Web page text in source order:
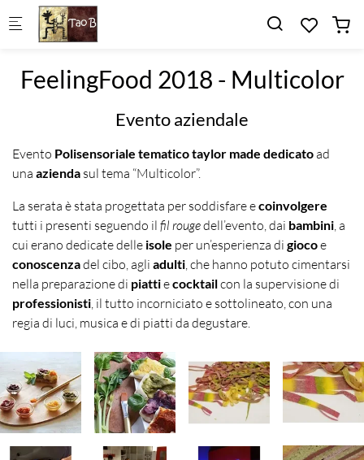
Skip to main content
FeelingFood 2018 - Multicolor
Evento aziendale
Evento Polisensoriale tematico taylor made dedicatoad
una azienda sul tema “Multicolor”.
La serata è stata progettata per soddisfare ecoinvolgere
tutti i presenti seguendo il fil rougedell’evento, dai bambini, a
cui erano dedicate delle isole per un’esperienza di giocoe
conoscenzadel cibo, agli adulti, che hanno potuto cimentarsi
nella preparazione di piattiecocktailcon la supervisione di
professionisti, il tutto incorniciato e sottolineato, con una
regia di luci, musica e di piatti da degustare.